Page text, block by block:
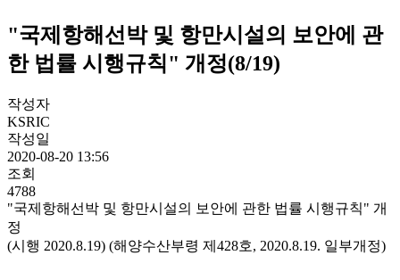
"국제항해선박 및 항만시설의 보안에 관
한 법률 시행규칙" 개정(8/19)
작성자
KSRIC
작성일
2020-08-20 13:56
조회
4788
"국제항해선박 및 항만시설의 보안에 관한 법률 시행규칙" 개
정
(시행 2020.8.19) (해양수산부령 제428호, 2020.8.19. 일부개정)